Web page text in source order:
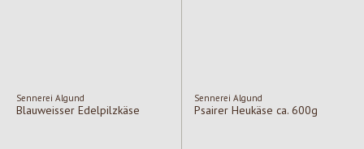
Sennerei Algund
Blauweisser Edelpilzkäse
Sennerei Algund
Psairer Heukäse ca. 600g